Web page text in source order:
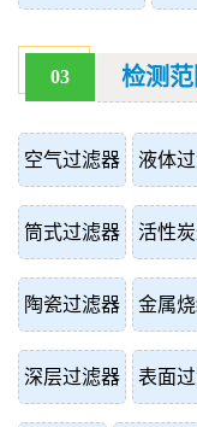
03 检测范
空气过滤器 液体
筒式过滤器 活性
陶瓷过滤器 金属
深层过滤器 表面